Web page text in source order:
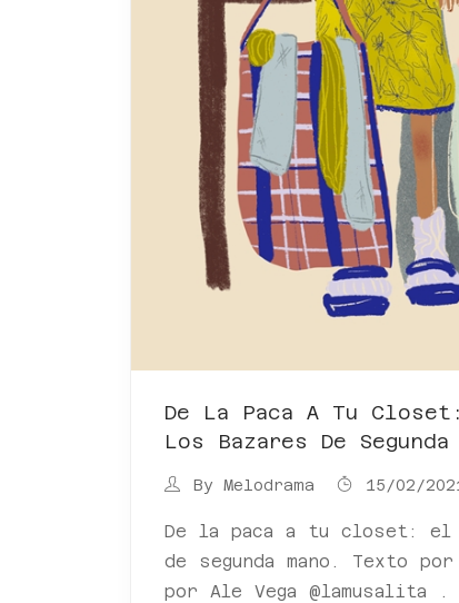
De La Paca A Tu
Los Bazares De Segunda
By Melodrama 15/02/
De la paca a tu closet: el
de segunda mano. Texto
por Ale Vega @lamusalita